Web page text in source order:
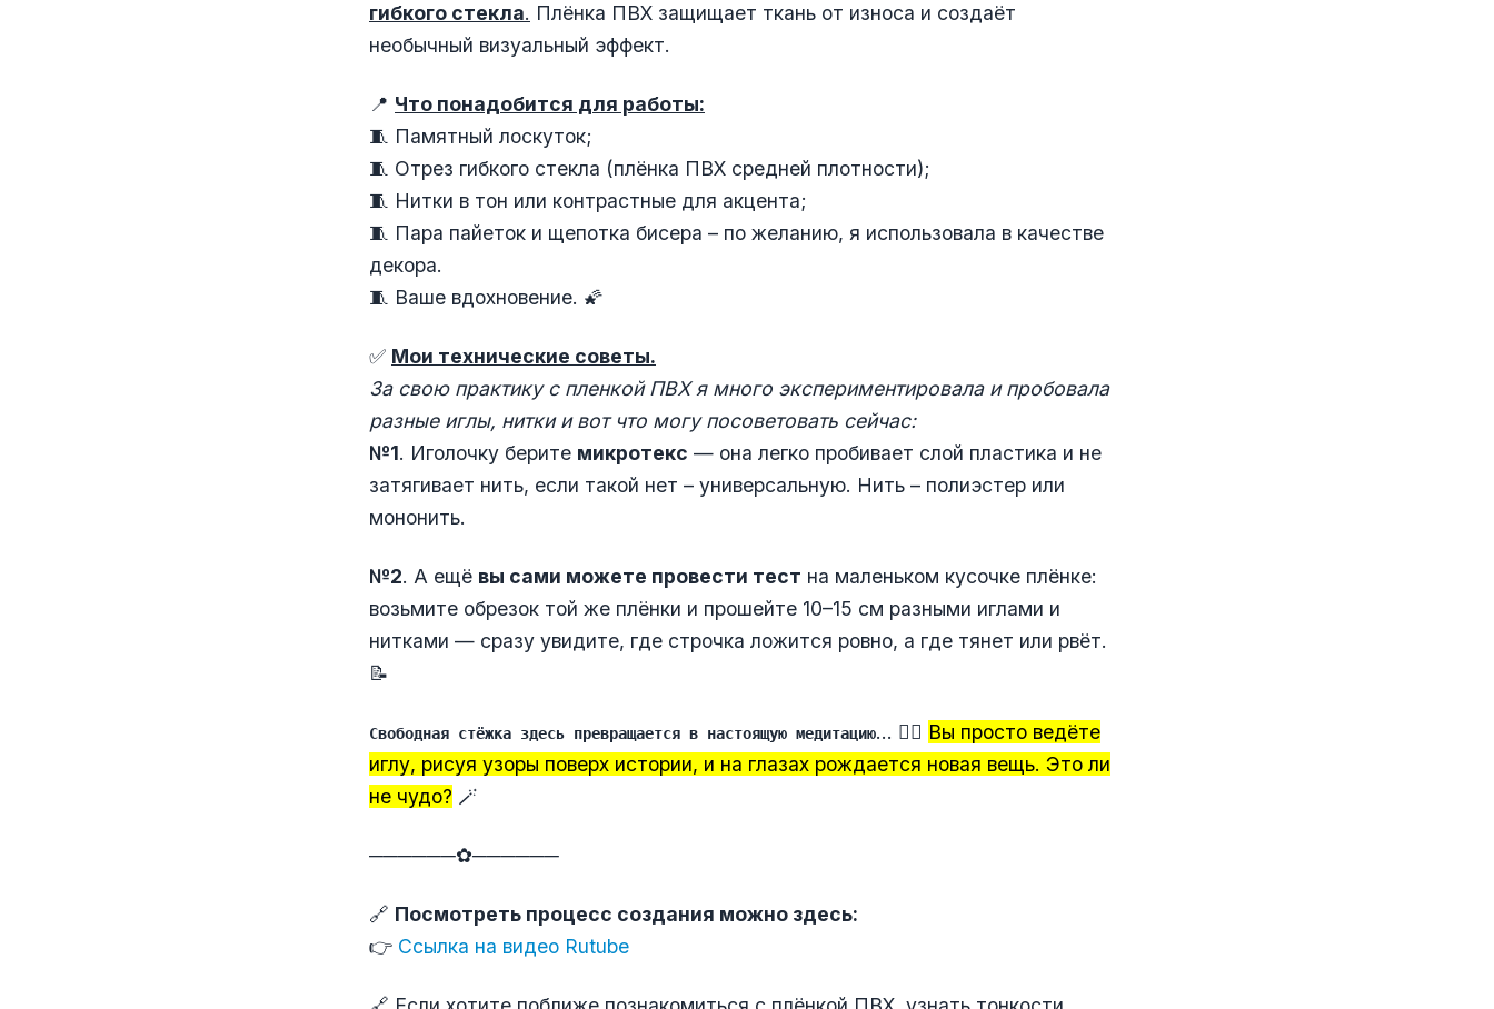
гибкого стекла. Плёнка ПВХ защищает ткань от износа и создаёт
необычный визуальный эффект.
📍 Что понадобится для работы:
🧵 Памятный лоскуток;
🧵 Отрез гибкого стекла (плёнка ПВХ средней плотности);
🧵 Нитки в тон или контрастные для акцента;
🧵 Пара пайеток и щепотка бисера – по желанию, я использовала в качестве
декора.
🧵 Ваше вдохновение. 🌠
✅ Мои технические советы.
За свою практику с пленкой ПВХ я много экспериментировала и пробовала
разные иглы, нитки и вот что могу посоветовать сейчас:
№1. Иголочку берите микротекс — она легко пробивает слой пластика и не
затягивает нить, если такой нет – универсальную. Нить – полиэстер или
мононить.
№2. А ещё вы сами можете провести тест на маленьком кусочке плёнке:
возьмите обрезок той же плёнки и прошейте 10–15 см разными иглами и
нитками — сразу увидите, где строчка ложится ровно, а где тянет или рвёт.
📝
Свободная стёжка здесь превращается в настоящую медитацию... 🧘‍♀️ Вы просто ведёте
иглу, рисуя узоры поверх истории, и на глазах рождается новая вещь. Это ли
не чудо? 🪄
──────✿──────
🔗 Посмотреть процесс создания можно здесь:
👉 Ссылка на видео Rutube